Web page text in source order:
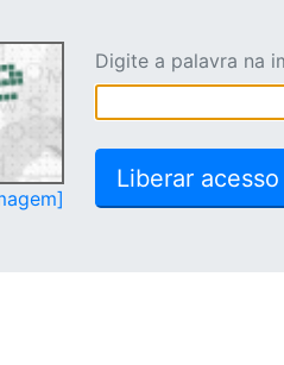
Digite a palavra na